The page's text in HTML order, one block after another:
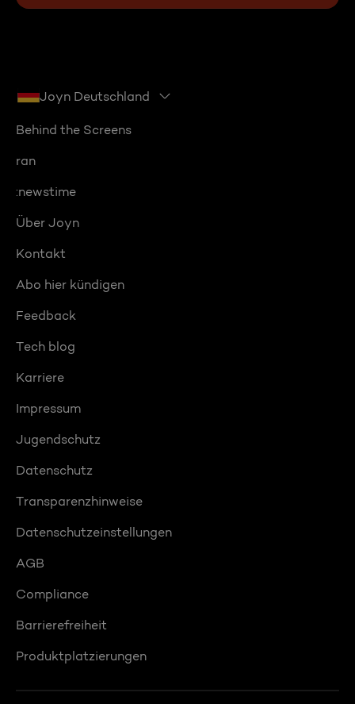
Joyn Deutschland
Behind the Screens
ran
:newstime
Über Joyn
Kontakt
Abo hier kündigen
Feedback
Tech blog
Karriere
Impressum
Jugendschutz
Datenschutz
Transparenzhinweise
Datenschutzeinstellungen
AGB
Compliance
Barrierefreiheit
Produktplatzierungen